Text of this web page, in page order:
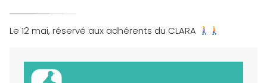
Le 12 mai, réservé aux adhérents du CLARA